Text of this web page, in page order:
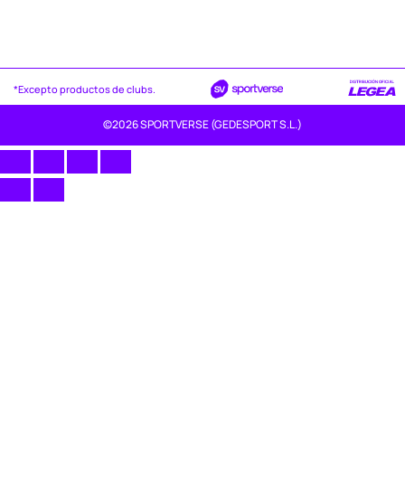
*Excepto productos de clubs.
©2026 SPORTVERSE (GEDESPORT S.L.)